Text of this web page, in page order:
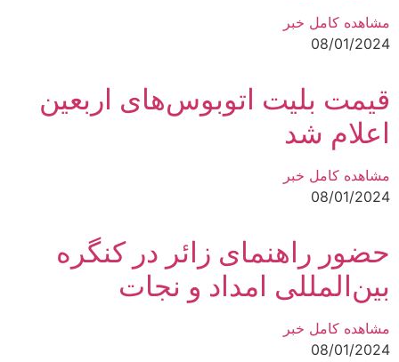
مشاهده کامل خبر
08/01/2024
قیمت بلیت اتوبوس‌های اربعین
اعلام شد
مشاهده کامل خبر
08/01/2024
حضور راهنمای زائر در کنگره
بین‌المللی امداد و نجات
مشاهده کامل خبر
08/01/2024